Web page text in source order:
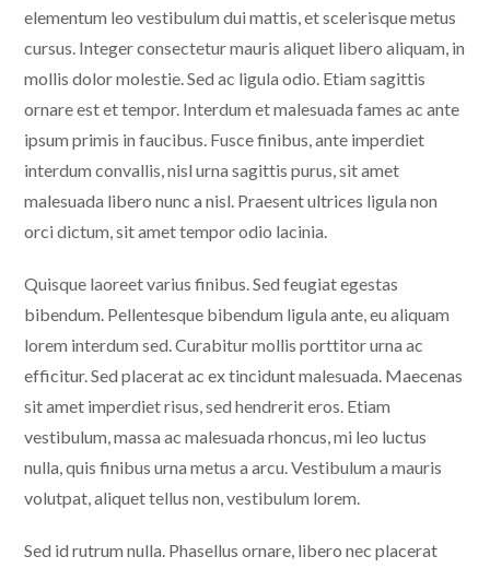
elementum leo vestibulum dui mattis, et scelerisque metus
cursus. Integer consectetur mauris aliquet libero aliquam, in
mollis dolor molestie. Sed ac ligula odio. Etiam sagittis
ornare est et tempor. Interdum et malesuada fames ac ante
ipsum primis in faucibus. Fusce finibus, ante imperdiet
interdum convallis, nisl urna sagittis purus, sit amet
malesuada libero nunc a nisl. Praesent ultrices ligula non
orci dictum, sit amet tempor odio lacinia.
Quisque laoreet varius finibus. Sed feugiat egestas
bibendum. Pellentesque bibendum ligula ante, eu aliquam
lorem interdum sed. Curabitur mollis porttitor urna ac
efficitur. Sed placerat ac ex tincidunt malesuada. Maecenas
sit amet imperdiet risus, sed hendrerit eros. Etiam
vestibulum, massa ac malesuada rhoncus, mi leo luctus
nulla, quis finibus urna metus a arcu. Vestibulum a mauris
volutpat, aliquet tellus non, vestibulum lorem.
Sed id rutrum nulla. Phasellus ornare, libero nec placerat